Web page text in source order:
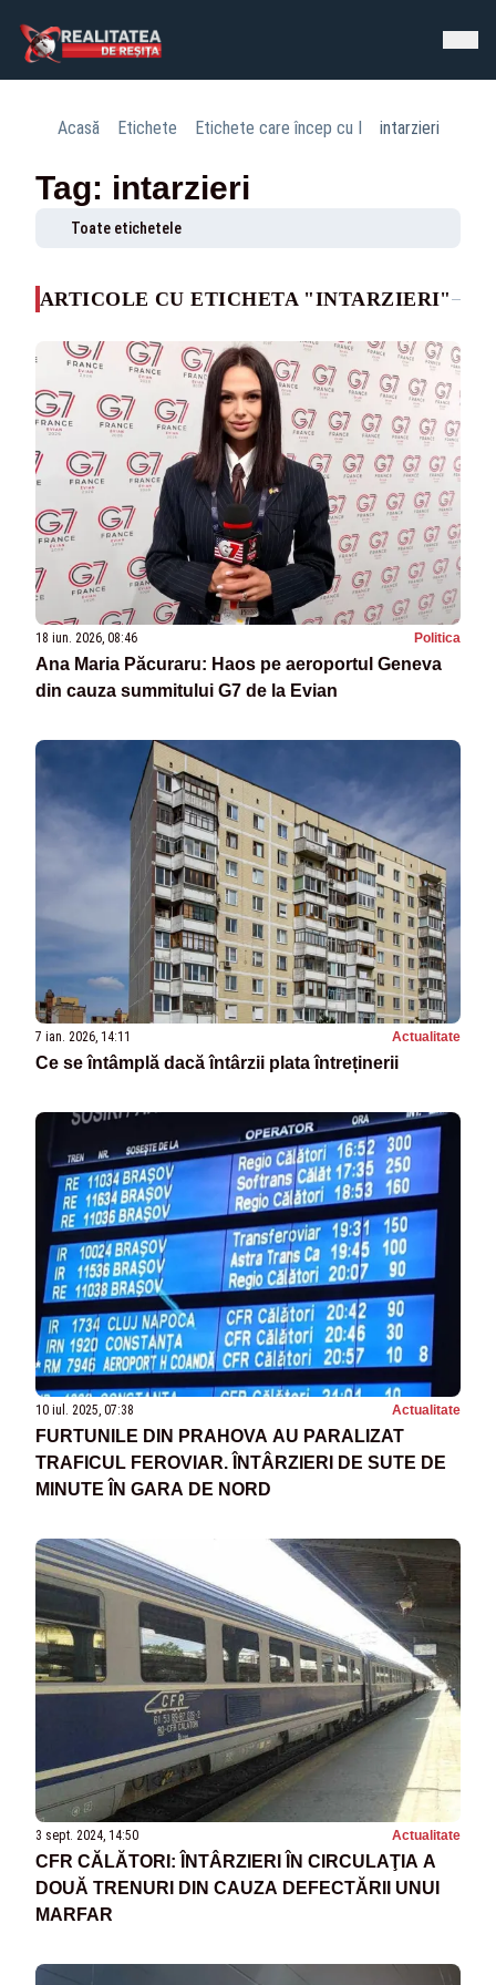
Acasă Etichete Etichete care încep cu I intarzieri
Tag: intarzieri
Toate etichetele
ARTICOLE CU ETICHETA "INTARZIERI"
18 iun. 2026, 08:46 Politica
Ana Maria Păcuraru: Haos pe aeroportul Geneva
din cauza summitului G7 de la Evian
7 ian. 2026, 14:11 Actualitate
Ce se întâmplă dacă întârzii plata întreținerii
10 iul. 2025, 07:38 Actualitate
FURTUNILE DIN PRAHOVA AU PARALIZAT
TRAFICUL FEROVIAR. ÎNTÂRZIERI DE SUTE DE
MINUTE ÎN GARA DE NORD
3 sept. 2024, 14:50 Actualitate
CFR CĂLĂTORI: ÎNTÂRZIERI ÎN CIRCULAŢIA A
DOUĂ TRENURI DIN CAUZA DEFECTĂRII UNUI
MARFAR